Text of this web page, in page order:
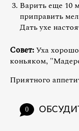
Варить еще 10
приправить
Дать ухе
Совет:Уха
коньяком,
Приятного
0